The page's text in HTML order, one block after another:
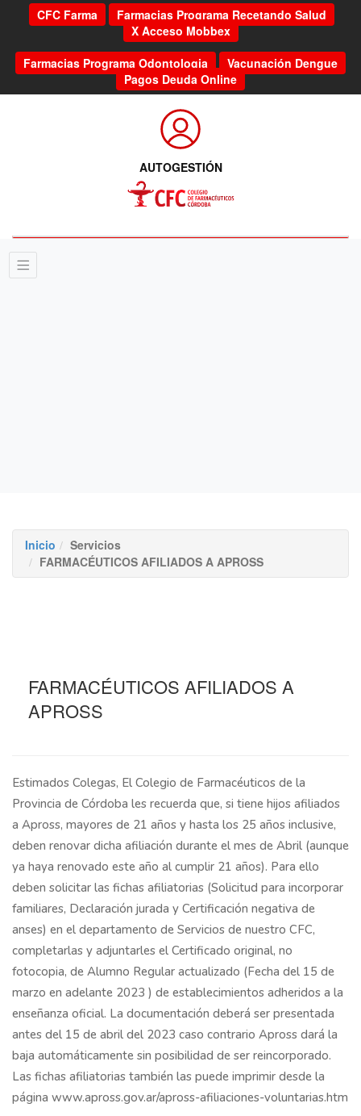
CFC Farma
Farmacias Programa Recetando Salud
X Acceso Mobbex
Farmacias Programa Odontologia
Vacunación Dengue
Pagos Deuda Online
AUTOGESTIÓN
Inicio
Servicios
FARMACÉUTICOS AFILIADOS A APROSS
FARMACÉUTICOS AFILIADOS A
APROSS
Estimados Colegas, El Colegio de Farmacéuticos de la
Provincia de Córdoba les recuerda que, si tiene hijos afiliados
a Apross, mayores de 21 años y hasta los 25 años inclusive,
deben renovar dicha afiliación durante el mes de Abril (aunque
ya haya renovado este año al cumplir 21 años). Para ello
deben solicitar las fichas afiliatorias (Solicitud para incorporar
familiares, Declaración jurada y Certificación negativa de
anses) en el departamento de Servicios de nuestro CFC,
completarlas y adjuntarles el Certificado original, no
fotocopia, de Alumno Regular actualizado (Fecha del 15 de
marzo en adelante 2023 ) de establecimientos adheridos a la
enseñanza oficial. La documentación deberá ser presentada
antes del 15 de abril del 2023 caso contrario Apross dará la
baja automáticamente sin posibilidad de ser reincorporado.
Las fichas afiliatorias también las puede imprimir desde la
página www.apross.gov.ar/apross-afiliaciones-voluntarias.htm